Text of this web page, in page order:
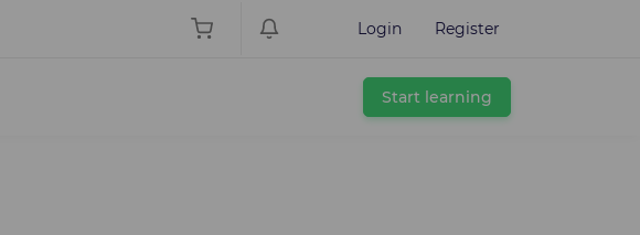
Login Register
Start learning